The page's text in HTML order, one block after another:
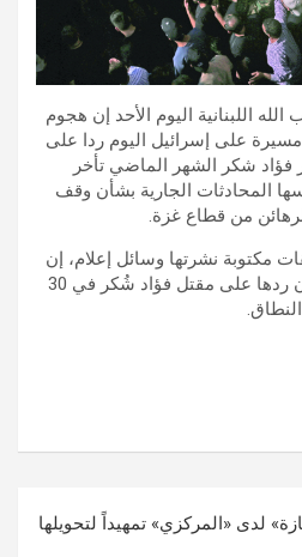
اللبنانية اليوم الأحد إن هجوم
على إسرائيل اليوم ردا على
فؤاد شكر الشهر الماضي تأخر
المحادثات الجارية بشأن وقف
من قطاع غزة.
مكتوبة نشرتها وسائل إعلام، إن
الجماعة عملت للتأكد من أن ردها على مقتل فؤاد شُكر في 30
لدى «المركزي» تمهيداً لتحويلها